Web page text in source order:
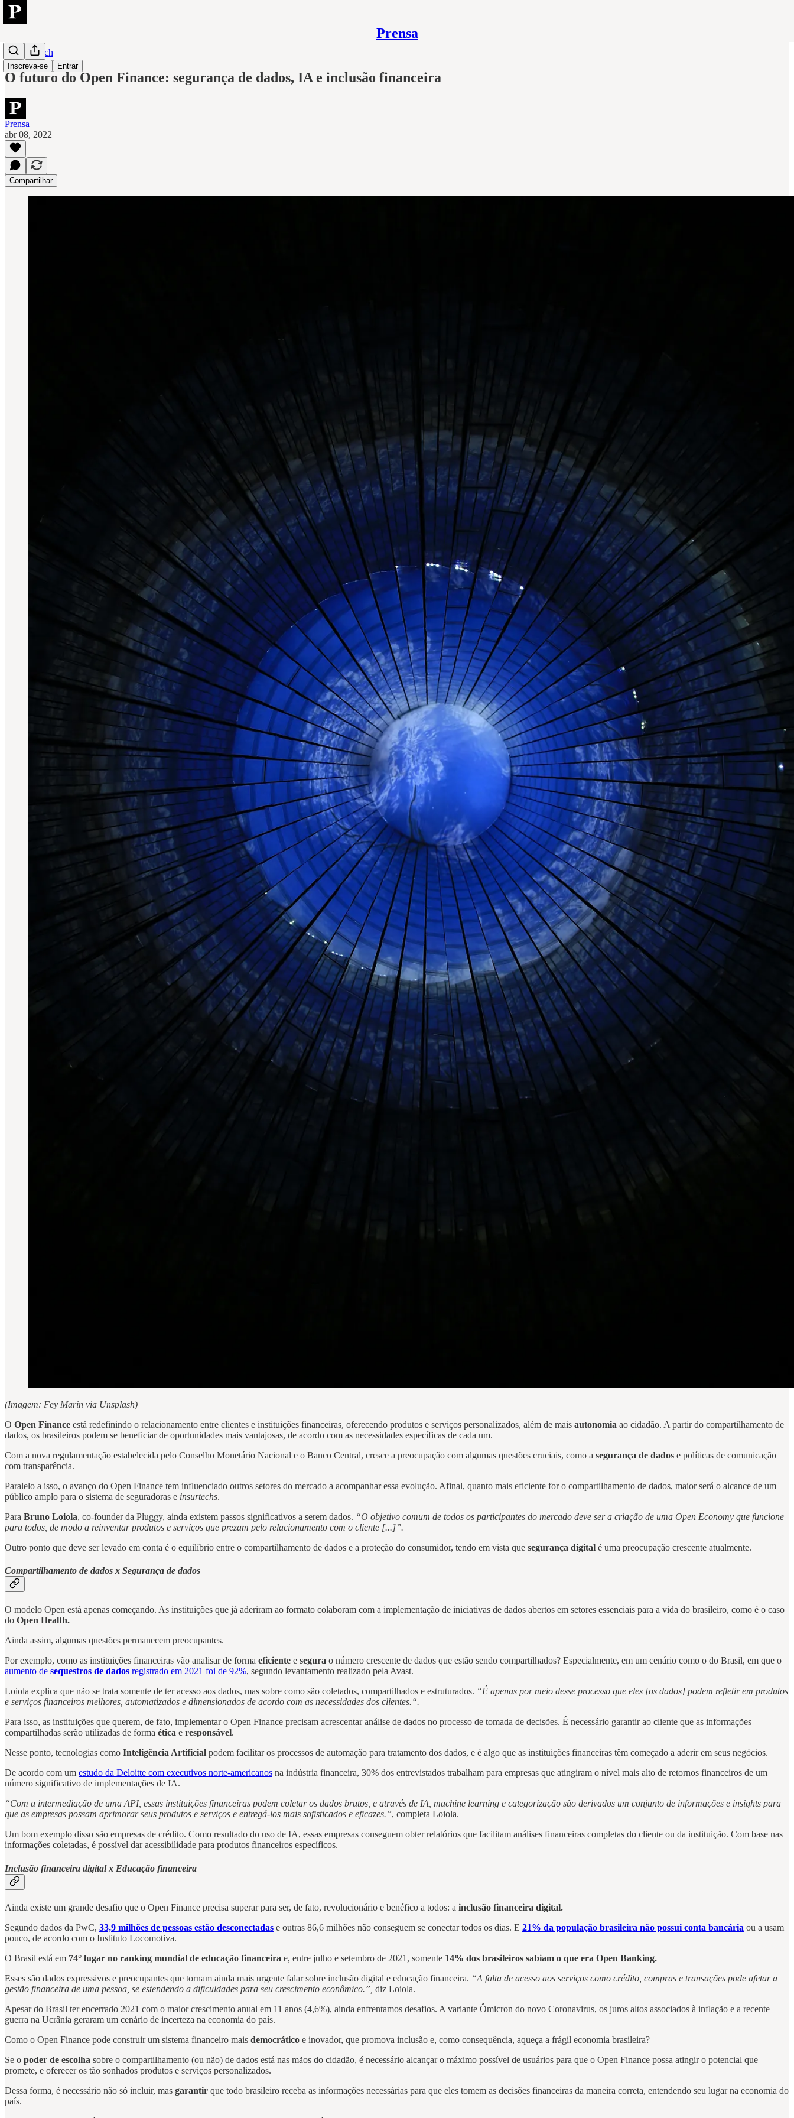
Prensa
Inscreva-se Entrar
Finansystech
O futuro do Open Finance: segurança de dados, IA e inclusão financeira
Prensa
abr 08, 2022
Compartilhar
(Imagem: Fey Marin via Unsplash)
O Open Finance está redefinindo o relacionamento entre clientes e instituições financeiras, oferecendo produtos e serviços personalizados, além de mais autonomia ao cidadão. A partir do compartilhamento de
dados, os brasileiros podem se beneficiar de oportunidades mais vantajosas, de acordo com as necessidades específicas de cada um.
Com a nova regulamentação estabelecida pelo Conselho Monetário Nacional e o Banco Central, cresce a preocupação com algumas questões cruciais, como a segurança de dados e políticas de comunicação
com transparência.
Paralelo a isso, o avanço do Open Finance tem influenciado outros setores do mercado a acompanhar essa evolução. Afinal, quanto mais eficiente for o compartilhamento de dados, maior será o alcance de um
público amplo para o sistema de seguradoras e insurtechs.
Para Bruno Loiola, co-founder da Pluggy, ainda existem passos significativos a serem dados. “O objetivo comum de todos os participantes do mercado deve ser a criação de uma Open Economy que funcione
para todos, de modo a reinventar produtos e serviços que prezam pelo relacionamento com o cliente [...]”.
Outro ponto que deve ser levado em conta é o equilíbrio entre o compartilhamento de dados e a proteção do consumidor, tendo em vista que segurança digital é uma preocupação crescente atualmente.
Compartilhamento de dados x Segurança de dados
O modelo Open está apenas começando. As instituições que já aderiram ao formato colaboram com a implementação de iniciativas de dados abertos em setores essenciais para a vida do brasileiro, como é o caso
do Open Health.
Ainda assim, algumas questões permanecem preocupantes.
Por exemplo, como as instituições financeiras vão analisar de forma eficiente e segura o número crescente de dados que estão sendo compartilhados? Especialmente, em um cenário como o do Brasil, em que o
aumento de sequestros de dados registrado em 2021 foi de 92%, segundo levantamento realizado pela Avast.
Loiola explica que não se trata somente de ter acesso aos dados, mas sobre como são coletados, compartilhados e estruturados. “É apenas por meio desse processo que eles [os dados] podem refletir em produtos
e serviços financeiros melhores, automatizados e dimensionados de acordo com as necessidades dos clientes.“.
Para isso, as instituições que querem, de fato, implementar o Open Finance precisam acrescentar análise de dados no processo de tomada de decisões. É necessário garantir ao cliente que as informações
compartilhadas serão utilizadas de forma ética e responsável.
Nesse ponto, tecnologias como Inteligência Artificial podem facilitar os processos de automação para tratamento dos dados, e é algo que as instituições financeiras têm começado a aderir em seus negócios.
De acordo com um estudo da Deloitte com executivos norte-americanos na indústria financeira, 30% dos entrevistados trabalham para empresas que atingiram o nível mais alto de retornos financeiros de um
número significativo de implementações de IA.
“Com a intermediação de uma API, essas instituições financeiras podem coletar os dados brutos, e através de IA, machine learning e categorização são derivados um conjunto de informações e insights para
que as empresas possam aprimorar seus produtos e serviços e entregá-los mais sofisticados e eficazes.”, completa Loiola.
Um bom exemplo disso são empresas de crédito. Como resultado do uso de IA, essas empresas conseguem obter relatórios que facilitam análises financeiras completas do cliente ou da instituição. Com base nas
informações coletadas, é possível dar acessibilidade para produtos financeiros específicos.
Inclusão financeira digital x Educação financeira
Ainda existe um grande desafio que o Open Finance precisa superar para ser, de fato, revolucionário e benéfico a todos: a inclusão financeira digital.
Segundo dados da PwC, 33,9 milhões de pessoas estão desconectadas e outras 86,6 milhões não conseguem se conectar todos os dias. E 21% da população brasileira não possui conta bancária ou a usam
pouco, de acordo com o Instituto Locomotiva.
O Brasil está em 74° lugar no ranking mundial de educação financeira e, entre julho e setembro de 2021, somente 14% dos brasileiros sabiam o que era Open Banking.
Esses são dados expressivos e preocupantes que tornam ainda mais urgente falar sobre inclusão digital e educação financeira. “A falta de acesso aos serviços como crédito, compras e transações pode afetar a
gestão financeira de uma pessoa, se estendendo a dificuldades para seu crescimento econômico.”, diz Loiola.
Apesar do Brasil ter encerrado 2021 com o maior crescimento anual em 11 anos (4,6%), ainda enfrentamos desafios. A variante Ômicron do novo Coronavirus, os juros altos associados à inflação e a recente
guerra na Ucrânia geraram um cenário de incerteza na economia do país.
Como o Open Finance pode construir um sistema financeiro mais democrático e inovador, que promova inclusão e, como consequência, aqueça a frágil economia brasileira?
Se o poder de escolha sobre o compartilhamento (ou não) de dados está nas mãos do cidadão, é necessário alcançar o máximo possível de usuários para que o Open Finance possa atingir o potencial que
promete, e oferecer os tão sonhados produtos e serviços personalizados.
Dessa forma, é necessário não só incluir, mas garantir que todo brasileiro receba as informações necessárias para que eles tomem as decisões financeiras da maneira correta, entendendo seu lugar na economia do
país.